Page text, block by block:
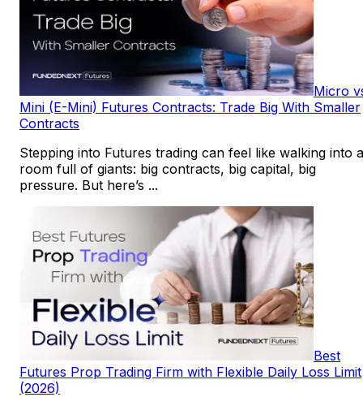
Micro
Mini (E-Mini) Futures Contracts: Trade Big With Smaller
Contracts
Stepping into Futures trading can feel like walking into a
room full of giants: big contracts, big capital, big
pressure. But here’s ...
Best
Futures Prop Trading Firm with Flexible Daily Loss Limit
(2026)